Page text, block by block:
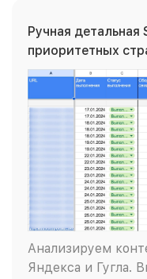
Ручная детальная
приоритетных
Анализируем
Яндекса и Гугла.